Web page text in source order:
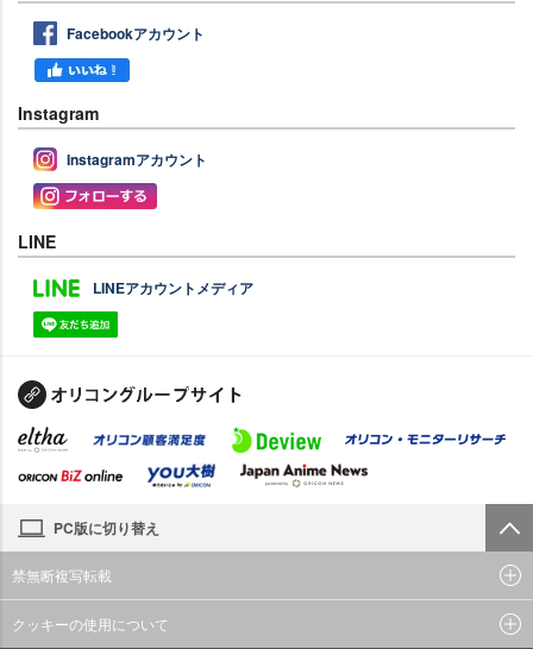
Facebookアカウント
Instagram
Instagramアカウント
LINE
LINEアカウントメディア
PC版に切り替え
禁無断複写転載
クッキーの使用について